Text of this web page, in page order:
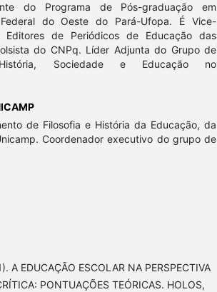
do Programa de Pós-graduação em
do Oeste do Pará-Ufopa. É Vice-
de Periódicos de Educação das
do CNPq. Líder Adjunta do Grupo de
Sociedade e Educação no
de Filosofia e História da Educação, da
Coordenador executivo do grupo de
A EDUCAÇÃO ESCOLAR NA PERSPECTIVA
PONTUAÇÕES TEÓRICAS. HOLOS,